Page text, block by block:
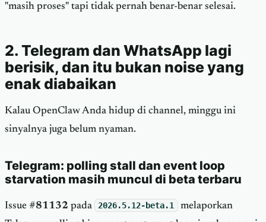
"masih proses" tapi tidak pernah benar-benar selesai.
2. Telegram dan WhatsApp lagi
berisik, dan itu bukan noise yang
enak diabaikan
Kalau OpenClaw Anda hidup di channel, minggu ini
sinyalnya juga belum nyaman.
Telegram: polling stall dan event loop
starvation masih muncul di beta terbaru
Issue #81132 pada 2026.5.12-beta.1
melaporkan